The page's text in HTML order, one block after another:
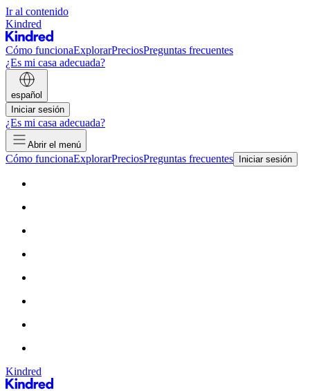
Ir al contenido
Kindred
Cómo funcionaExplorarPreciosPreguntas frecuentes
¿Es mi casa adecuada?
español
Iniciar sesión
¿Es mi casa adecuada?
Abrir el menú
Cómo funcionaExplorarPreciosPreguntas frecuentes Iniciar sesión
Kindred